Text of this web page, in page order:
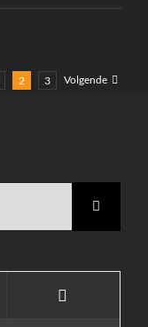
2 3 Volgende